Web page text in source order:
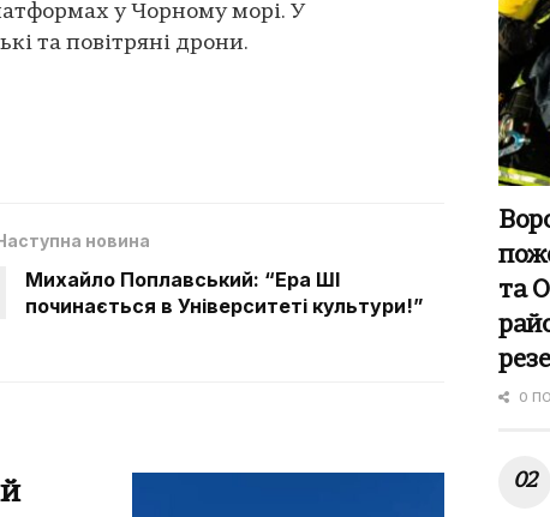
у Чорному морі. У
та повітряні дрони.
новина
Михайло Поплавський: “Ера ШІ
починається в Університеті культури!”
та
0